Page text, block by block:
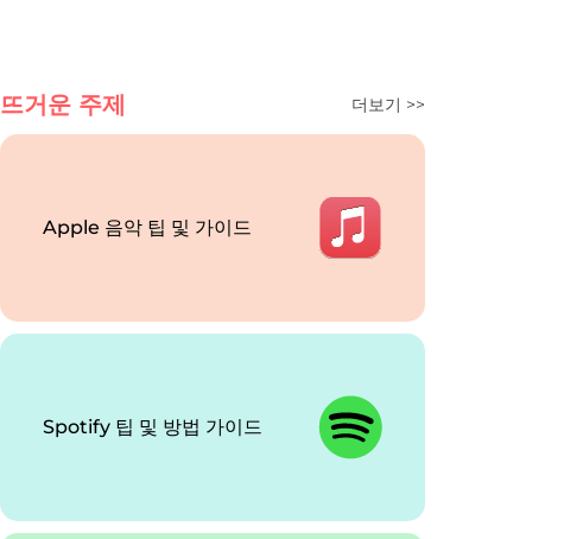
뜨거운 주제 더보기 >>
Apple 음악 팁 및 가이드
Spotify 팁 및 방법 가이드